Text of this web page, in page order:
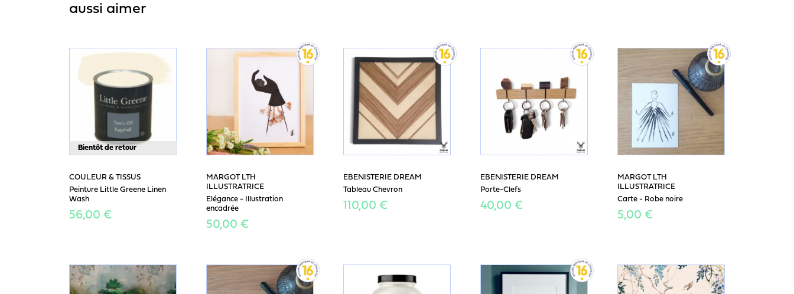
aussi aimer
Bientôt de retour
COULEUR & TISSUS
Peinture Little Greene Linen
Wash
56,00 €
MARGOT LTH
ILLUSTRATRICE
Elégance - Illustration
encadrée
50,00 €
EBENISTERIE DREAM
Tableau Chevron
110,00 €
EBENISTERIE DREAM
Porte-Clefs
40,00 €
MARGOT LTH
ILLUSTRATRICE
Carte - Robe noire
5,00 €